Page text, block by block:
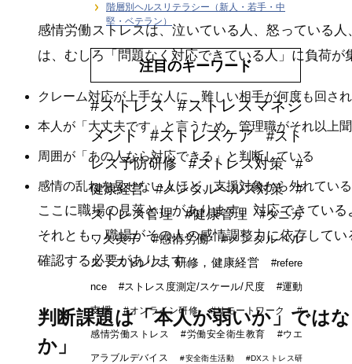
感情労働ストレスは、泣いている人、怒っている
は、むしろ「問題なく対応できている人」に負荷が
クレーム対応が上手な人に、難しい相手が何度も回さ
本人が「大丈夫です」と言うため、管理職がそれ以上
周囲が「あの人なら対応できる」と判断している
感情の乱れを見せない人ほど、支援対象から外れている
ここに職場の見落としがあります。対応できてい
それとも、職場がその人の感情調整力に依存して
確認する必要があります。
判断課題は「本人が弱いか」では
か」
階層別ヘルスリテラシー（新人・若手・中
堅・ベテラン）
注目のキーワード
#ストレス
#ストレスマネジ
メント
#ストレスケア
#スト
レス予防研修
#ストレス対策
#
健康経営
#メンタルヘルス対策
#
ストレス管理
#健康管理
#タニカ
ワ久美子
#感情労働
#メンタルヘル
ス，ストレス，研修，健康経営
#refere
nce
#ストレス度測定/スケール/尺度
#運動
支援
#オンライン研修 #リモートワーク #
感情労働ストレス #労働安全衛生教育 #ウエ
アラブルデバイス #安全衛生活動 #DXストレス研